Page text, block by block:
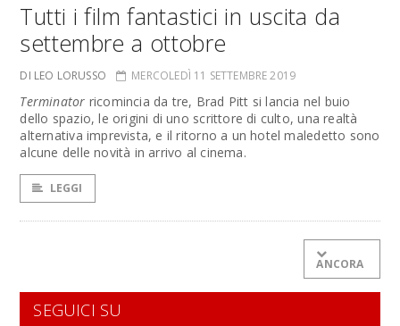
Tutti i film fantastici in uscita da
settembre a ottobre
DI LEO LORUSSO MERCOLEDÌ 11 SETTEMBRE 2019
Terminator ricomincia da tre, Brad Pitt si lancia nel buio
dello spazio, le origini di uno scrittore di culto, una realtà
alternativa imprevista, e il ritorno a un hotel maledetto sono
alcune delle novità in arrivo al cinema.
LEGGI
ANCORA
SEGUICI SU